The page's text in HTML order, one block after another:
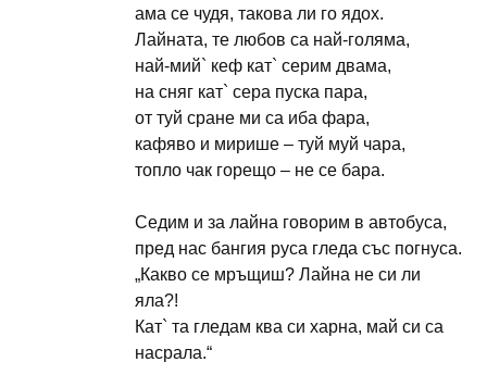
ама се чудя, такова ли го ядох.
Лайната, те любов са най-голяма,
най-мий` кеф кат` серим двама,
на сняг кат` сера пуска пара,
от туй сране ми са иба фара,
кафяво и мирише – туй муй чара,
топло чак горещо – не се бара.
Седим и за лайна говорим в автобуса,
пред нас бангия руса гледа със погнуса.
„Какво се мръщиш? Лайна не си ли
яла?!
Кат` та гледам ква си харна, май си са
насрала.“